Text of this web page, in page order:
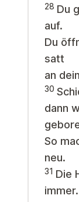
28 Du
auf.
Du
satt
an
30
dann
So
neu.
31 Die
immer.